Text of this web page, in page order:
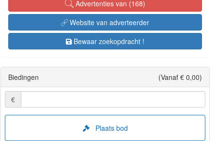
Advertenties van (168)
Website van adverteerder
Bewaar zoekopdracht !
Biedingen (Vanaf € 0,00)
€
Plaats bod